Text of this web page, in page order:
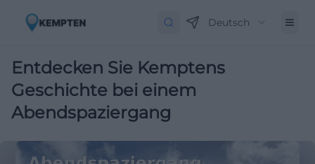
Deutsch
Entdecken Sie Kemptens
Geschichte bei einem
Abendspaziergang